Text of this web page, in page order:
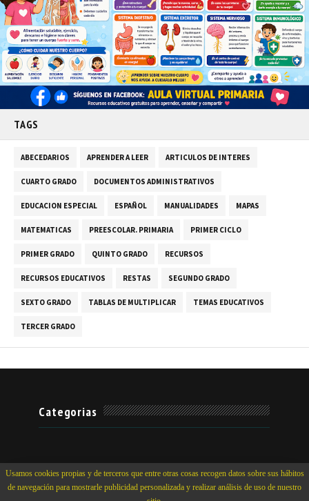
Usamos cookies propias y de terceros que entre otras cosas recogen datos sobre sus hábitos
de navegación para mostrarle publicidad personalizada y realizar análisis de uso de nuestro
TAGS
ABECEDARIOS APRENDER A LEER ARTICULOS DE INTERES
CUARTO GRADO DOCUMENTOS ADMINISTRATIVOS
EDUCACION ESPECIAL ESPAÑOL MANUALIDADES MAPAS
MATEMATICAS PREESCOLAR. PRIMARIA PRIMER CICLO
PRIMER GRADO QUINTO GRADO RECURSOS
RECURSOS EDUCATIVOS RESTAS SEGUNDO GRADO
SEXTO GRADO TABLAS DE MULTIPLICAR TEMAS EDUCATIVOS
TERCER GRADO
Categorias
Crafted with byTemplatesYard| Distributed by MyBloggerThemes